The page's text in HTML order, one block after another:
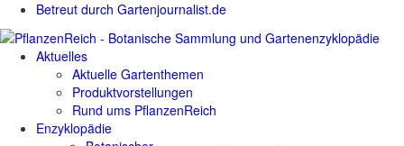
Betreut durch Gartenjournalist.de
Aktuelles
Aktuelle Gartenthemen
Produktvorstellungen
Rund ums PflanzenReich
Enzyklopädie